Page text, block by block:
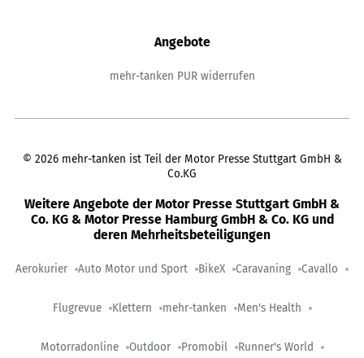
Angebote
mehr-tanken PUR widerrufen
© 2026 mehr-tanken ist Teil der Motor Presse Stuttgart GmbH &
Co.KG
Weitere Angebote der Motor Presse Stuttgart GmbH &
Co. KG & Motor Presse Hamburg GmbH & Co. KG und
deren Mehrheitsbeteiligungen
Aerokurier Auto Motor und Sport BikeX Caravaning Cavallo
Flugrevue Klettern mehr-tanken Men's Health
Motorradonline Outdoor Promobil Runner's World